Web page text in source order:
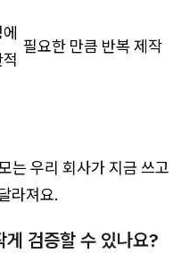
필요한 만큼 반복 제작
는 우리 회사가 지금 쓰고
라져요.
검증할 수 있나요?